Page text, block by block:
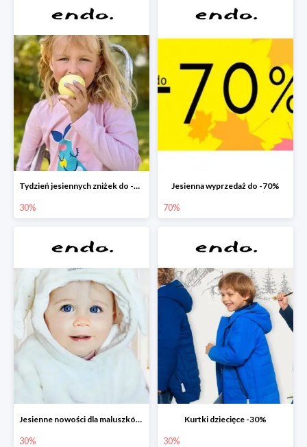
Tydzień jesiennych zniżek do -30%
30%
Jesienna wyprzedaż do -70%
70%
Jesienne nowości dla maluszków -30%
30%
Kurtki dziecięce -30%
30%